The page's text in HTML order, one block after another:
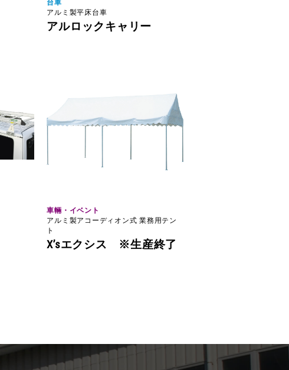
台車
アルミ製平床台車
アルロックキャリー
車輛・イベント
アルミ製アコーディオン式 業務用テン
ト
X’sエクシス ※生産終了